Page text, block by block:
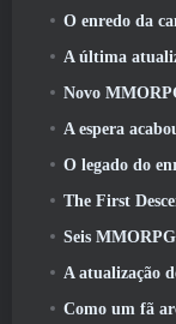
O enredo da canção
A última
Novo MMORPG RF
A espera
O legado do enredo
The First
Seis MMORPGs
A atualização de junho do World
Como um fã